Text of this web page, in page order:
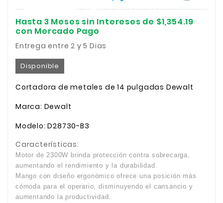
Hasta 3 Meses sin Intereses de $1,354.19
con Mercado Pago
Entrega entre 2 y 5 Dias
Disponible
Cortadora de metales de 14 pulgadas Dewalt
Marca: Dewalt
Modelo: D28730-B3
Características:
Motor de 2300W brinda protección contra sobrecarga,
aumentando el rendimiento y la durabilidad.
Mango con diseño ergonómico ofrece una posición más
cómoda para el operario, disminuyendo el cansancio y
aumentando la productividad.